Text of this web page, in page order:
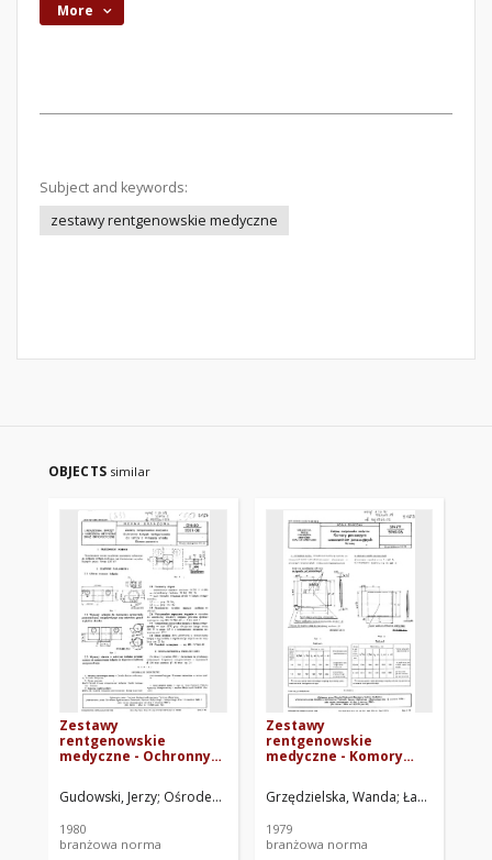
More
Subject and keywords:
zestawy rentgenowskie medyczne
OBJECTS similar
Zestawy
rentgenowskie
medyczne - Ochronny
do lampy z wirującą
anodą - Główne
08
Gudowski, Jerzy Ośrodek Badawczo-Rozwojowy Techniki
1980
branżowa norma
Zestawy
rentgenowskie
medyczne - Komory
czasowników
jonizacyjnych -
Grzędzielska, Wanda Łabuz, Alfred
1979
branżowa norma